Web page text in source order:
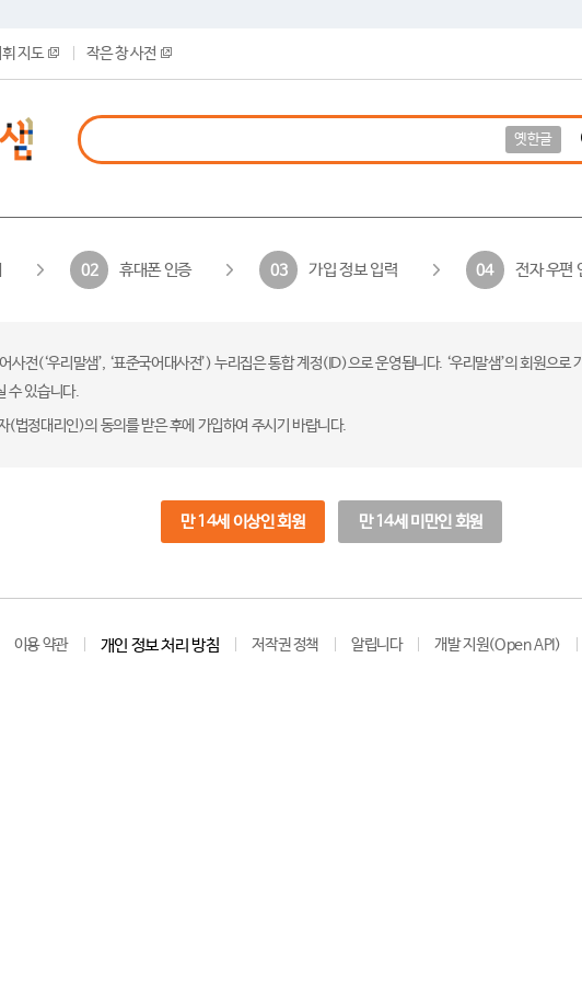
지도 작은 창 사전
옛한글
02 휴대폰 인증 03 가입 정보 입력 04 전자 우편
사전(‘우리말샘’, ‘표준국어대사전’) 누리집은 통합 계정(ID)으로 운영됩니다. ‘우리말샘’의 회원으
수 있습니다.
(법정대리인)의 동의를 받은 후에 가입하여 주시기 바랍니다.
만 14세 이상인 회원 만 14세 미만인 회원
이용 약관 개인 정보 처리 방침 저작권 정책 알립니다 개발 지원(Open API)